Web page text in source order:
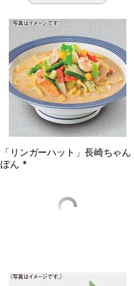
「リンガーハット」長崎ちゃん
ぽん *